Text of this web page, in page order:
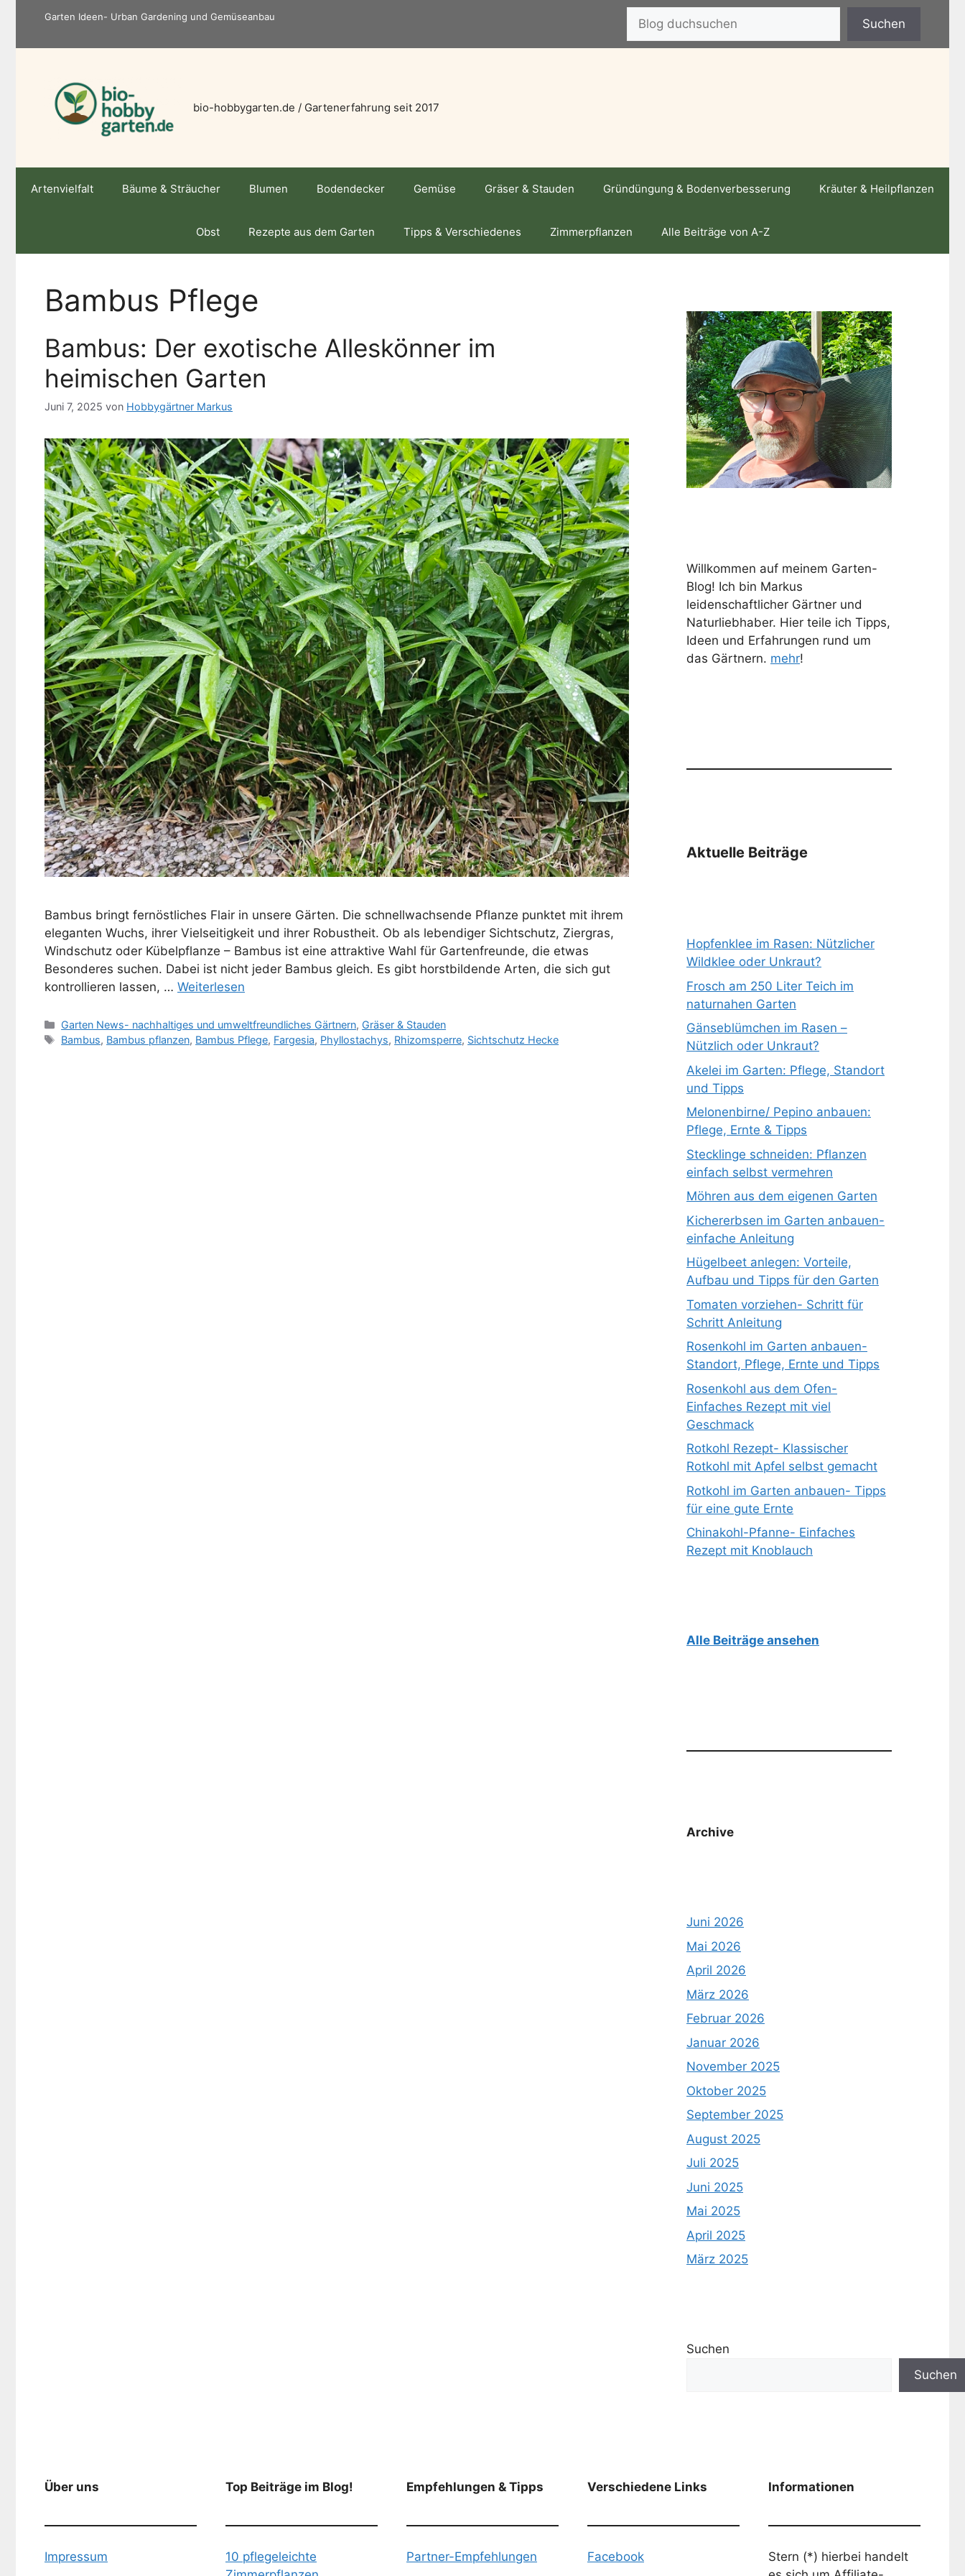
Garten Ideen- Urban Gardening und Gemüseanbau Suchen
bio-hobbygarten.de / Gartenerfahrung seit 2017
Artenvielfalt Bäume & Sträucher Blumen Bodendecker Gemüse Gräser & Stauden Gründüngung & Bodenverbesserung Kräuter & Heilpflanzen
Obst Rezepte aus dem Garten Tipps & Verschiedenes Zimmerpflanzen Alle Beiträge von A-Z
Bambus Pflege
Bambus: Der exotische Alleskönner im
heimischen Garten
Juni 7, 2025 von Hobbygärtner Markus
Bambus bringt fernöstliches Flair in unsere Gärten. Die schnellwachsende Pflanze punktet mit ihrem
eleganten Wuchs, ihrer Vielseitigkeit und ihrer Robustheit. Ob als lebendiger Sichtschutz, Ziergras,
Windschutz oder Kübelpflanze – Bambus ist eine attraktive Wahl für Gartenfreunde, die etwas
Besonderes suchen. Dabei ist nicht jeder Bambus gleich. Es gibt horstbildende Arten, die sich gut
kontrollieren lassen, … Weiterlesen
Kategorien
Garten News- nachhaltiges und umweltfreundliches Gärtnern, Gräser & Stauden
Schlagwörter
Bambus, Bambus pflanzen, Bambus Pflege, Fargesia, Phyllostachys, Rhizomsperre, Sichtschutz Hecke
Willkommen auf meinem Garten-
Blog! Ich bin Markus
leidenschaftlicher Gärtner und
Naturliebhaber. Hier teile ich Tipps,
Ideen und Erfahrungen rund um
das Gärtnern. mehr!
Aktuelle Beiträge
Hopfenklee im Rasen: Nützlicher
Wildklee oder Unkraut?
Frosch am 250 Liter Teich im
naturnahen Garten
Gänseblümchen im Rasen –
Nützlich oder Unkraut?
Akelei im Garten: Pflege, Standort
und Tipps
Melonenbirne/ Pepino anbauen:
Pflege, Ernte & Tipps
Stecklinge schneiden: Pflanzen
einfach selbst vermehren
Möhren aus dem eigenen Garten
Kichererbsen im Garten anbauen-
einfache Anleitung
Hügelbeet anlegen: Vorteile,
Aufbau und Tipps für den Garten
Tomaten vorziehen- Schritt für
Schritt Anleitung
Rosenkohl im Garten anbauen-
Standort, Pflege, Ernte und Tipps
Rosenkohl aus dem Ofen-
Einfaches Rezept mit viel
Geschmack
Rotkohl Rezept- Klassischer
Rotkohl mit Apfel selbst gemacht
Rotkohl im Garten anbauen- Tipps
für eine gute Ernte
Chinakohl-Pfanne- Einfaches
Rezept mit Knoblauch
Alle Beiträge ansehen
Archive
Juni 2026
Mai 2026
April 2026
März 2026
Februar 2026
Januar 2026
November 2025
Oktober 2025
September 2025
August 2025
Juli 2025
Juni 2025
Mai 2025
April 2025
März 2025
Suchen
Suchen
Über uns
Impressum
Top Beiträge im Blog!
10 pflegeleichte
Empfehlungen & Tipps
Partner-Empfehlungen
Verschiedene Links
Facebook
Informationen
Stern (*) hierbei handelt